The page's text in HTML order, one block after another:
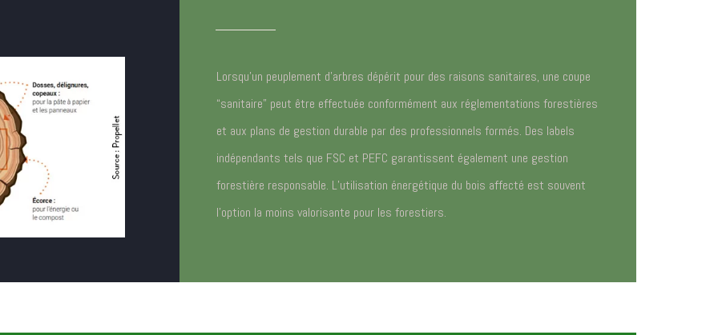
Lorsqu’un peuplement d’arbres dépérit pour des raisons sanitaires, une coupe
“sanitaire” peut être effectuée conformément aux réglementations forestières
et aux plans de gestion durable par des professionnels formés. Des labels
indépendants tels que FSC et PEFC garantissent également une gestion
forestière responsable. L’utilisation énergétique du bois affecté est souvent
l’option la moins valorisante pour les forestiers.